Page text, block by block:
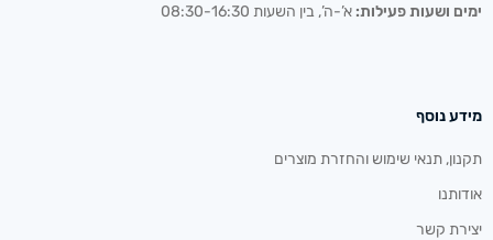
ימים ושעות פעילות: א’-ה’, בין השעות 08:30-16:30
מידע נוסף
תקנון, תנאי שימוש והחזרת מוצרים
אודותנו
יצירת קשר